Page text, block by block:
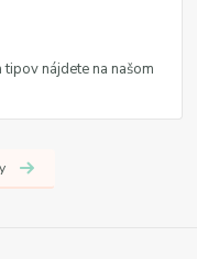
nájdete na našom